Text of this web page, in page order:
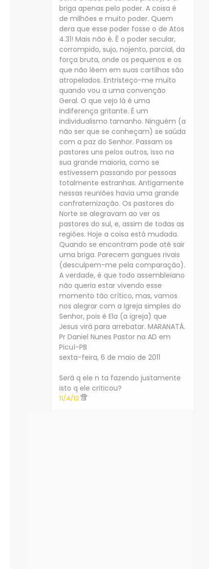
briga apenas pelo poder. A coisa é
de milhões e muito poder. Quem
dera que esse poder fosse o de Atos
4.31! Mais não é. È o poder secular,
corrompido, sujo, nojento, parcial, da
força bruta, onde os pequenos e os
que não lêem em suas cartilhas são
atropelados. Entristeço-me muito
quando vou a uma convenção
Geral. O que vejo lá é uma
indiferença gritante. É um
individualismo tamanho. Ninguém (a
não ser que se conheçam) se saúda
com a paz do Senhor. Passam os
pastores uns pelos outros, isso na
sua grande maioria, como se
estivessem passando por pessoas
totalmente estranhas. Antigamente
nessas reuniões havia uma grande
confraternização. Os pastores do
Norte se alegravam ao ver os
pastores do sul, e, assim de todas as
regiões. Hoje a coisa está mudada.
Quando se encontram pode até sair
uma briga. Parecem gangues rivais
(desculpem-me pela comparação).
A verdade, é que todo assembleiano
não queria estar vivendo esse
momento tão crítico, mas, vamos
nos alegrar com a Igreja simples do
Senhor, pois é Ela (a igreja) que
Jesus virá para arrebatar. MARANATÁ.
Pr Daniel Nunes Pastor na AD em
Picuí-PB
sexta-feira, 6 de maio de 2011
Será q ele n ta fazendo justamente
isto q ele criticou?
11/4/12